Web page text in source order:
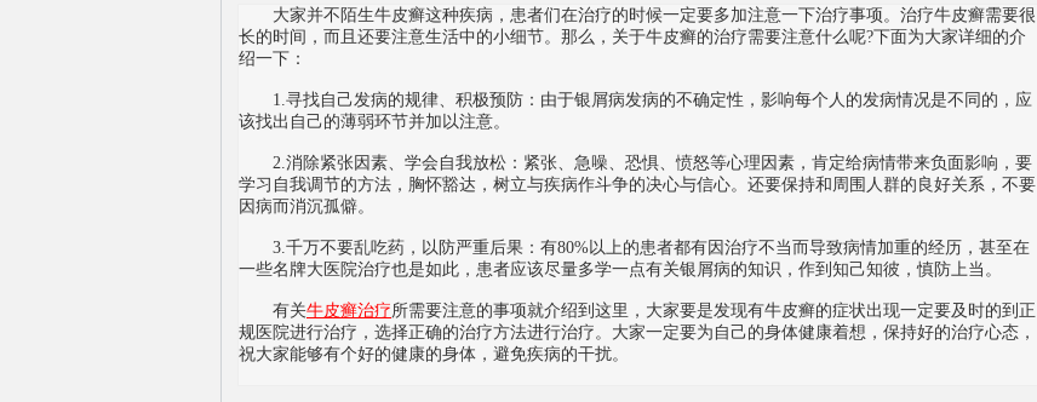
大家并不陌生牛皮癣这种疾病，患者们在治疗的时候一定要多加注意一下治疗事项。治疗牛皮癣需要很
长的时间，而且还要注意生活中的小细节。那么，关于牛皮癣的治疗需要注意什么呢?下面为大家详细的介
绍一下：
1.寻找自己发病的规律、积极预防：由于银屑病发病的不确定性，影响每个人的发病情况是不同的，应
该找出自己的薄弱环节并加以注意。
2.消除紧张因素、学会自我放松：紧张、急噪、恐惧、愤怒等心理因素，肯定给病情带来负面影响，要
学习自我调节的方法，胸怀豁达，树立与疾病作斗争的决心与信心。还要保持和周围人群的良好关系，不要
因病而消沉孤僻。
3.千万不要乱吃药，以防严重后果：有80%以上的患者都有因治疗不当而导致病情加重的经历，甚至在
一些名牌大医院治疗也是如此，患者应该尽量多学一点有关银屑病的知识，作到知己知彼，慎防上当。
有关牛皮癣治疗所需要注意的事项就介绍到这里，大家要是发现有牛皮癣的症状出现一定要及时的到正
规医院进行治疗，选择正确的治疗方法进行治疗。大家一定要为自己的身体健康着想，保持好的治疗心态，
祝大家能够有个好的健康的身体，避免疾病的干扰。